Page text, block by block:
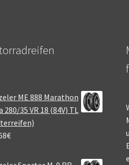
ME 888 Marathon
280/35 VR 18 (84V) TL
€